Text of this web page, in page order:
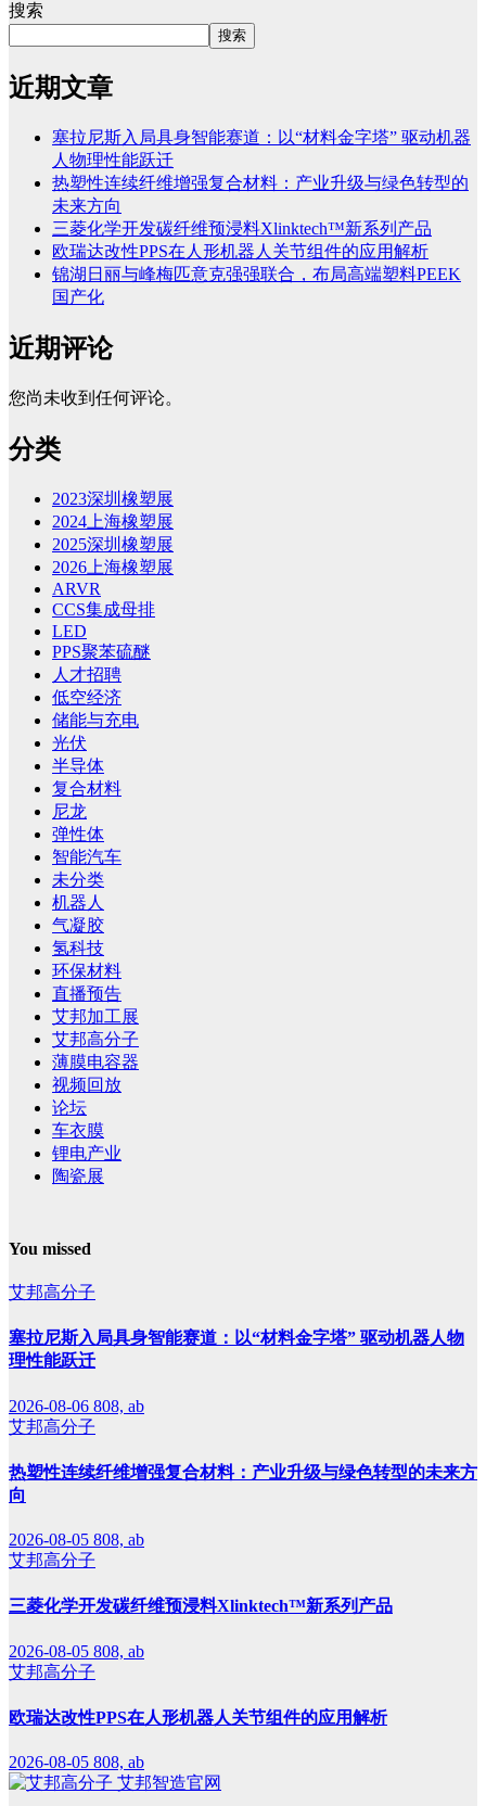
搜索
搜索
近期文章
塞拉尼斯入局具身智能赛道：以“材料金字塔” 驱动机器
人物理性能跃迁
热塑性连续纤维增强复合材料：产业升级与绿色转型的
未来方向
三菱化学开发碳纤维预浸料Xlinktech™新系列产品
欧瑞达改性PPS在人形机器人关节组件的应用解析
锦湖日丽与峰梅匹意克强强联合，布局高端塑料PEEK
国产化
近期评论
您尚未收到任何评论。
分类
2023深圳橡塑展
2024上海橡塑展
2025深圳橡塑展
2026上海橡塑展
ARVR
CCS集成母排
LED
PPS聚苯硫醚
人才招聘
低空经济
储能与充电
光伏
半导体
复合材料
尼龙
弹性体
智能汽车
未分类
机器人
气凝胶
氢科技
环保材料
直播预告
艾邦加工展
艾邦高分子
薄膜电容器
视频回放
论坛
车衣膜
锂电产业
陶瓷展
You missed
艾邦高分子
塞拉尼斯入局具身智能赛道：以“材料金字塔” 驱动机器人物
理性能跃迁
2026-08-06 808, ab
艾邦高分子
热塑性连续纤维增强复合材料：产业升级与绿色转型的未来方
向
2026-08-05 808, ab
艾邦高分子
三菱化学开发碳纤维预浸料Xlinktech™新系列产品
2026-08-05 808, ab
艾邦高分子
欧瑞达改性PPS在人形机器人关节组件的应用解析
2026-08-05 808, ab